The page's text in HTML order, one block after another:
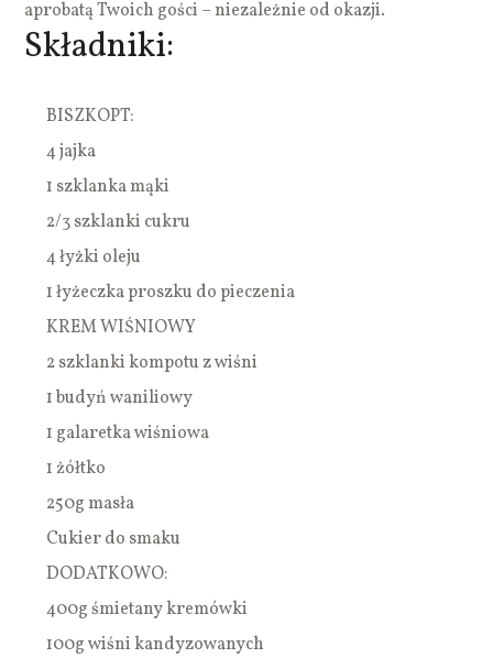
aprobatą Twoich gości – niezależnie od okazji.
Składniki:
BISZKOPT:
4 jajka
1 szklanka mąki
2/3 szklanki cukru
4 łyżki oleju
1 łyżeczka proszku do pieczenia
KREM WIŚNIOWY
2 szklanki kompotu z wiśni
1 budyń waniliowy
1 galaretka wiśniowa
1 żółtko
250g masła
Cukier do smaku
DODATKOWO:
400g śmietany kremówki
100g wiśni kandyzowanych